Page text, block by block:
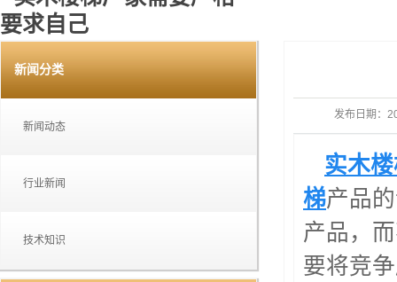
要求自己
新闻分类
新闻动态
行业新闻
技术知识
发布日期：
实木
梯产品
产品，
要将竞